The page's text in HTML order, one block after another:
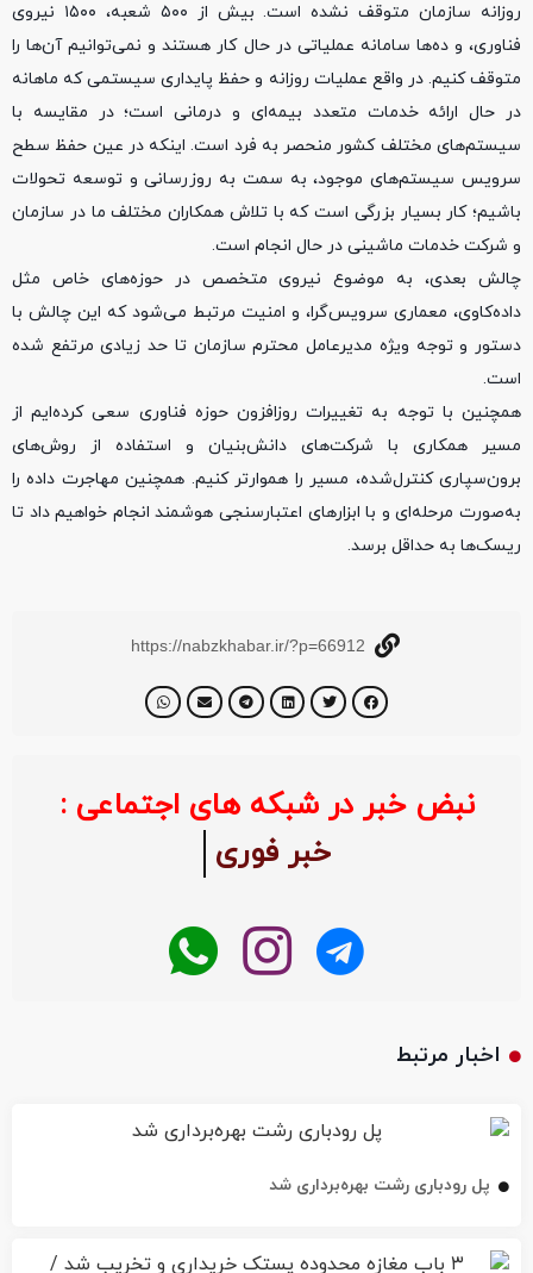
روزانه سازمان متوقف نشده است. بیش از ۵۰۰ شعبه، ۱۵۰۰ نیروی
فناوری، و ده‌ها سامانه عملیاتی در حال کار هستند و نمی‌توانیم آن‌ها را
متوقف کنیم. در واقع عملیات روزانه و حفظ پایداری سیستمی که ماهانه
در حال ارائه خدمات متعدد بیمه‌ای و درمانی است؛ در مقایسه با
سیستم‌های مختلف کشور منحصر به فرد است. اینکه در عین حفظ سطح
سرویس سیستم‌های موجود، به سمت به روزرسانی و توسعه تحولات
باشیم؛ کار بسیار بزرگی است که با تلاش همکاران مختلف ما در سازمان
و شرکت خدمات ماشینی در حال انجام است.
چالش بعدی، به موضوع نیروی متخصص در حوزه‌های خاص مثل
داده‌کاوی، معماری سرویس‌گرا، و امنیت مرتبط می‌شود که این چالش با
دستور و توجه ویژه مدیرعامل محترم سازمان تا حد زیادی مرتفع شده
است.
همچنین با توجه به تغییرات روزافزون حوزه فناوری سعی کرده‌ایم از
مسیر همکاری با شرکت‌های دانش‌بنیان و استفاده از روش‌های
برون‌سپاری کنترل‌شده، مسیر را هموارتر کنیم. همچنین مهاجرت داده را
به‌صورت مرحله‌ای و با ابزارهای اعتبارسنجی هوشمند انجام خواهیم داد تا
ریسک‌ها به حداقل برسد.
https://nabzkhabar.ir/?p=66912
نبض خبر در شبکه های اجتماعی :
خبر فوری
اخبار مرتبط
پل رودباری رشت بهره‌برداری شد